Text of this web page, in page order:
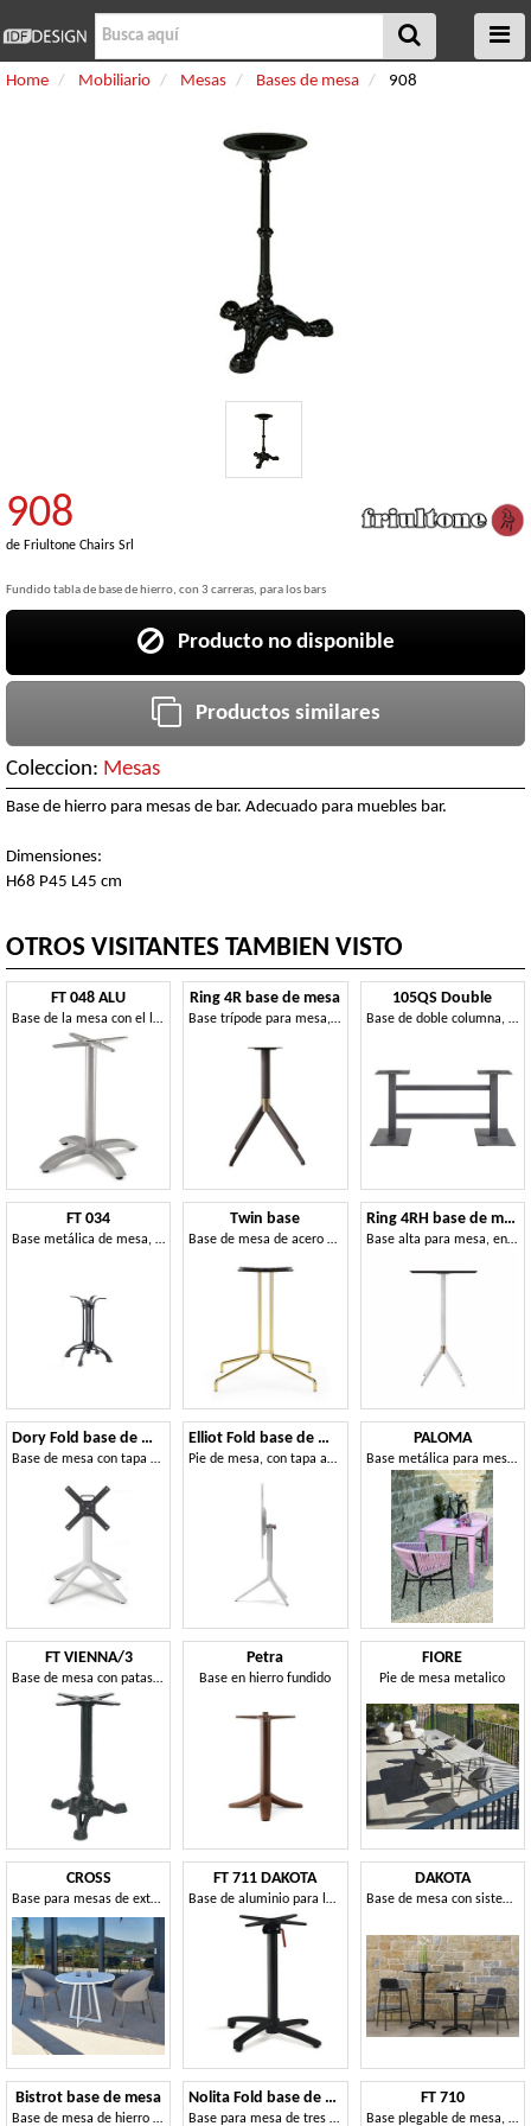
Home Mobiliario Mesas Bases de mesa 908
908
de Friultone Chairs Srl
Fundido tabla de base de hierro, con 3 carreras, para los bars
Producto no disponible
Productos similares
Coleccion: Mesas
Base de hierro para mesas de bar. Adecuado para muebles bar.
Dimensiones:
H68 P45 L45 cm
OTROS VISITANTES TAMBIEN VISTO
FT 048 ALU
Base de la mesa con el lastre de aluminio fundido
Ring 4R base de mesa
Base trípode para mesa, en metal.
105QS Double
Base de doble columna, para grandes tapas
FT 034
Base metálica de mesa, con 4 razas, para bar de vinos
Twin base
Base de mesa de acero con un diseño limpio y contemporáneo.
Ring 4RH base de mesa
Base alta para mesa, en metal.
Dory Fold base de mesa
Base de mesa con tapa abatible
Elliot Fold base de mesa
Pie de mesa, con tapa abatible
PALOMA
Base metálica para mesas de exterior.
FT VIENNA/3
Base de mesa con patas ajustables
Petra
Base en hierro fundido
FIORE
Pie de mesa metalico
CROSS
Base para mesas de exterior
FT 711 DAKOTA
Base de aluminio para la mesa, con el sistema abatible
DAKOTA
Base de mesa con sistema de plegado
Bistrot base de mesa
Base de mesa de hierro fundido
Nolita Fold base de mesa
Base para mesa de tres patas, con tapa abatible
FT 710
Base plegable de mesa, de aluminio, para la barra de café